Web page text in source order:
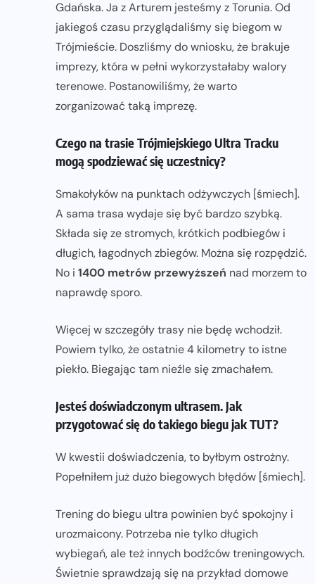
Gdańska. Ja z Arturem jesteśmy z Torunia. Od
jakiegoś czasu przyglądaliśmy się biegom w
Trójmieście. Doszliśmy do wniosku, że brakuje
imprezy, która w pełni wykorzystałaby walory
terenowe. Postanowiliśmy, że warto
zorganizować taką imprezę.
Czego na trasie Trójmiejskiego Ultra Tracku
mogą spodziewać się uczestnicy?
Smakołyków na punktach odżywczych [śmiech].
A sama trasa wydaje się być bardzo szybką.
Składa się ze stromych, krótkich podbiegów i
długich, łagodnych zbiegów. Można się rozpędzić.
No i 1400 metrów przewyższeń nad morzem to
naprawdę sporo.
Więcej w szczegóły trasy nie będę wchodził.
Powiem tylko, że ostatnie 4 kilometry to istne
piekło. Biegając tam nieźle się zmachałem.
Jesteś doświadczonym ultrasem. Jak
przygotować się do takiego biegu jak TUT?
W kwestii doświadczenia, to byłbym ostrożny.
Popełniłem już dużo biegowych błędów [śmiech].
Trening do biegu ultra powinien być spokojny i
urozmaicony. Potrzeba nie tylko długich
wybiegań, ale też innych bodźców treningowych.
Świetnie sprawdzają się na przykład domowe